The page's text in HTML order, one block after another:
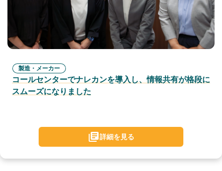
製造・メーカー
コールセンターでナレカンを導入し、情報共有が格段に
スムーズになりました
詳細を見る